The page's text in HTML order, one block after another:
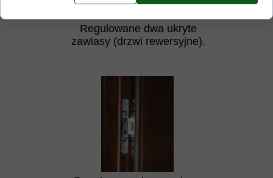
Regulowane dwa ukryte
zawiasy (drzwi rewersyjne).